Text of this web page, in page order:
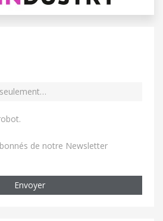
.
de notre Newsletter
Envoyer